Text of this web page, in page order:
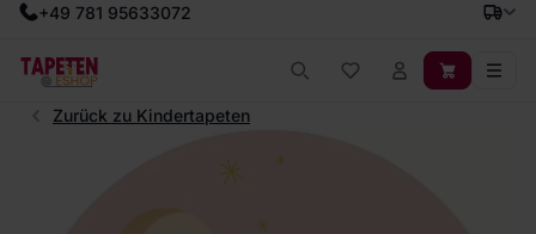
+49 781 95633072
Zurück zu Kindertapeten